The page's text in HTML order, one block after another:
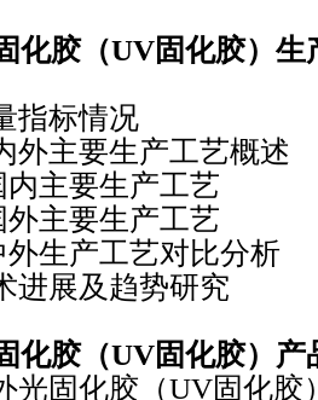
化胶（UV固化胶） 生
标情况
主要生产工艺概述
要生产工艺
要生产工艺
产工艺对比分析
展及趋势研究
化胶（UV固化胶） 产
固化胶（UV固化胶